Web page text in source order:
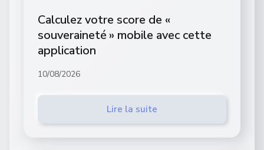
Calculez votre score de «
souveraineté » mobile avec cette
application
10/08/2026
Lire la suite